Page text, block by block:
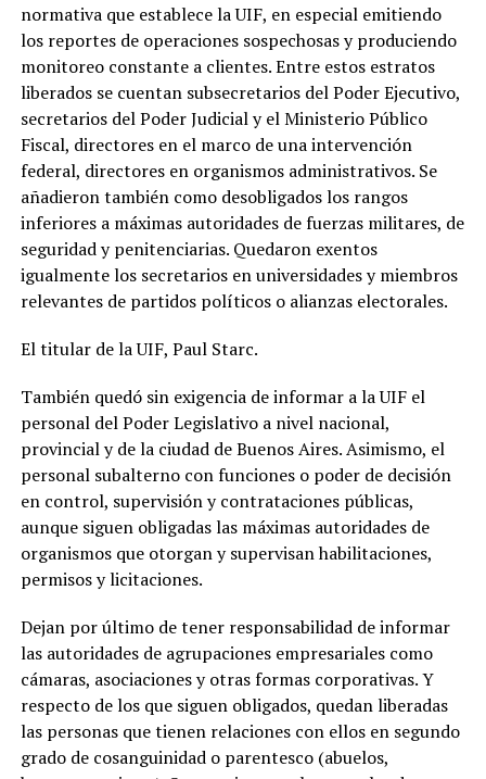
normativa que establece la UIF, en especial emitiendo
los reportes de operaciones sospechosas y produciendo
monitoreo constante a clientes. Entre estos estratos
liberados se cuentan subsecretarios del Poder Ejecutivo,
secretarios del Poder Judicial y el Ministerio Público
Fiscal, directores en el marco de una intervención
federal, directores en organismos administrativos. Se
añadieron también como desobligados los rangos
inferiores a máximas autoridades de fuerzas militares, de
seguridad y penitenciarias. Quedaron exentos
igualmente los secretarios en universidades y miembros
relevantes de partidos políticos o alianzas electorales.
El titular de la UIF, Paul Starc.
También quedó sin exigencia de informar a la UIF el
personal del Poder Legislativo a nivel nacional,
provincial y de la ciudad de Buenos Aires. Asimismo, el
personal subalterno con funciones o poder de decisión
en control, supervisión y contrataciones públicas,
aunque siguen obligadas las máximas autoridades de
organismos que otorgan y supervisan habilitaciones,
permisos y licitaciones.
Dejan por último de tener responsabilidad de informar
las autoridades de agrupaciones empresariales como
cámaras, asociaciones y otras formas corporativas. Y
respecto de los que siguen obligados, quedan liberadas
las personas que tienen relaciones con ellos en segundo
grado de cosanguinidad o parentesco (abuelos,